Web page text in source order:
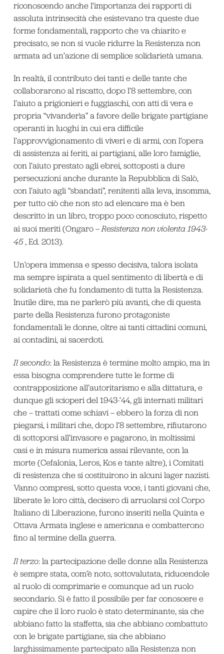
riconoscendo anche l’importanza dei rapporti di
assoluta intrinsecità che esistevano tra queste due
forme fondamentali, rapporto che va chiarito e
precisato, se non si vuole ridurre la Resistenza non
armata ad un’azione di semplice solidarietà umana.
In realtà, il contributo dei tanti e delle tante che
collaborarono al riscatto, dopo l’8 settembre, con
l’aiuto a prigionieri e fuggiaschi, con atti di vera e
propria “vivanderìa” a favore delle brigate partigiane
operanti in luoghi in cui era difficile
l’approvvigionamento di viveri e di armi, con l’opera
di assistenza ai feriti, ai partigiani, alle loro famiglie,
con l’aiuto prestato agli ebrei, sottoposti a dure
persecuzioni anche durante la Repubblica di Salò,
con l’aiuto agli “sbandati”, renitenti alla leva, insomma,
per tutto ciò che non sto ad elencare ma è ben
descritto in un libro, troppo poco conosciuto, rispetto
ai suoi meriti (Ongaro –Resistenza non violenta 1943-
45, Ed. 2013).
Un’opera immensa e spesso decisiva, talora isolata
ma sempre ispirata a quel sentimento di libertà e di
solidarietà che fu fondamento di tutta la Resistenza.
Inutile dire, ma ne parlerò più avanti, che di questa
parte della Resistenza furono protagoniste
fondamentali le donne, oltre ai tanti cittadini comuni,
ai contadini, ai sacerdoti.
Il secondo: la Resistenza è termine molto ampio, ma in
essa bisogna comprendere tutte le forme di
contrapposizione all’autoritarismo e alla dittatura, e
dunque gli scioperi del 1943-’44, gli internati militari
che – trattati come schiavi – ebbero la forza di non
piegarsi, i militari che, dopo l’8 settembre, rifiutarono
di sottoporsi all’invasore e pagarono, in moltissimi
casi e in misura numerica assai rilevante, con la
morte (Cefalonia, Leros, Kos e tante altre), i Comitati
di resistenza che si costituirono in alcuni lager nazisti.
Vanno compresi, sotto questa voce, i tanti giovani che,
liberate le loro città, decisero di arruolarsi col Corpo
Italiano di Liberazione, furono inseriti nella Quinta e
Ottava Armata inglese e americana e combatterono
fino al termine della guerra.
Il terzo: la partecipazione delle donne alla Resistenza
è sempre stata, com’è noto, sottovalutata, riducendole
al ruolo di comprimarie e comunque ad un ruolo
secondario. Si è fatto il possibile per far conoscere e
capire che il loro ruolo è stato determinante, sia che
abbiano fatto la staffetta, sia che abbiano combattuto
con le brigate partigiane, sia che abbiano
larghissimamente partecipato alla Resistenza non